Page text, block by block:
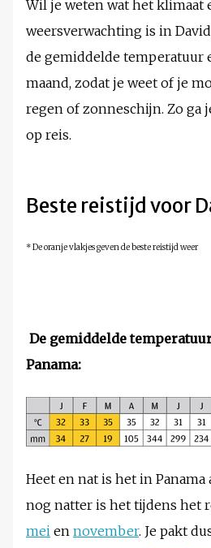
Wil je weten wat het klimaat
weersverwachting is in
de gemiddelde temperatuur
maand, zodat je weet of je
regen of zonneschijn. Zo ga
op reis.
Beste reistijd voor
* De oranje vlakjes geven de beste reistijd weer
De gemiddelde
Panama:
Heet en nat is het in
nog natter is het tijdens het
mei en november. Je pakt